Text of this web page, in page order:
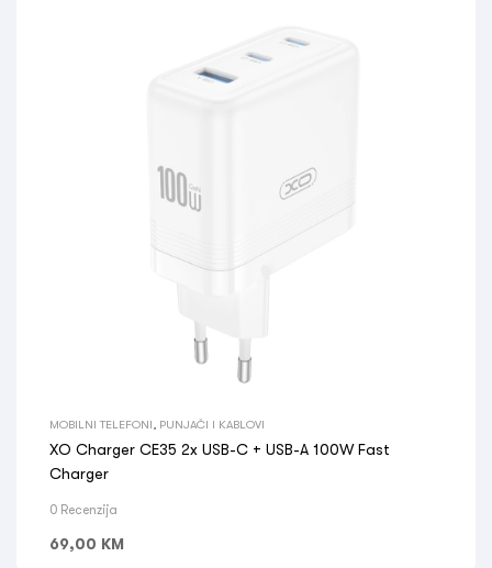
MOBILNI TELEFONI PUNJAČI I KABLOVI
XO Charger CE35 2x USB-C + USB-A 100W Fast
Charger
0 Recenzija
69,00 KM